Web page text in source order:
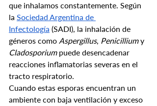
que inhalamos constantemente. Según
la Sociedad Argentina de
Infectología (SADI), la inhalación de
géneros como Aspergillus, Penicillium y
Cladosporium puede desencadenar
reacciones inflamatorias severas en el
tracto respiratorio.
Cuando estas esporas encuentran un
ambiente con baja ventilación y exceso